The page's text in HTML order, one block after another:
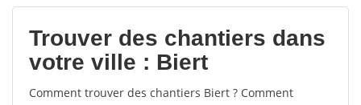
votes
Trouver des chantiers dans
votre ville : Biert
Comment trouver des chantiers Biert ? Comment